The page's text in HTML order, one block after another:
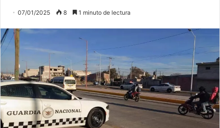
07/01/2025 8 1 minuto de lectura